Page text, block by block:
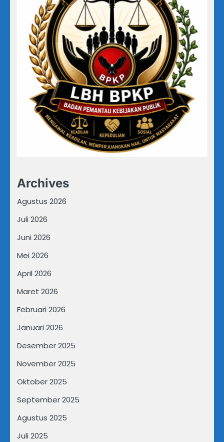
Archives
Agustus 2026
Juli 2026
Juni 2026
Mei 2026
April 2026
Maret 2026
Februari 2026
Januari 2026
Desember 2025
November 2025
Oktober 2025
September 2025
Agustus 2025
Juli 2025